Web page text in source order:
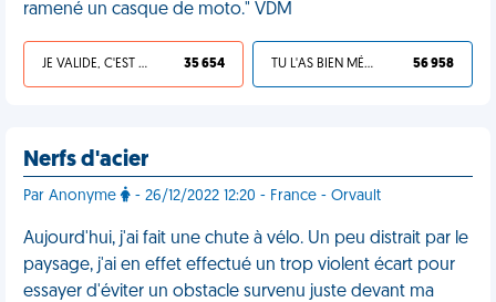
ramené un casque de moto." VDM
JE VALIDE, C'EST UNE VDM 35 654 TU L'AS BIEN MÉRITÉ 56 958
Nerfs d'acier
Par Anonyme - 26/12/2022 12:20 - France - Orvault
Aujourd'hui, j'ai fait une chute à vélo. Un peu distrait par le
paysage, j'ai en effet effectué un trop violent écart pour
essayer d'éviter un obstacle survenu juste devant ma